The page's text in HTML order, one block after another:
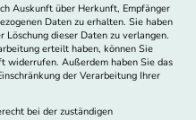
Auskunft über Herkunft, Empfänger
Daten zu erhalten. Sie haben
dieser Daten zu verlangen.
erteilt haben, können Sie
widerrufen. Außerdem haben Sie das
der Verarbeitung Ihrer
bei der zuständigen